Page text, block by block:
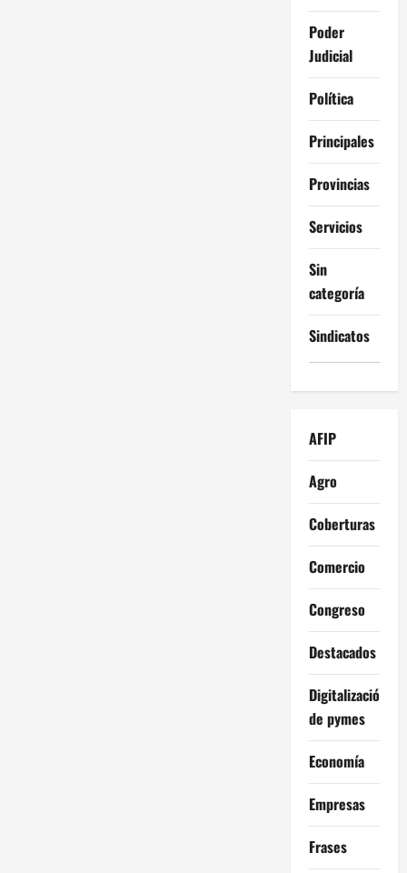
Poder
Judicial
Política
Principales
Provincias
Servicios
Sin
categoría
Sindicatos
AFIP
Agro
Coberturas
Comercio
Congreso
Destacados
Digitalización
de pymes
Economía
Empresas
Frases